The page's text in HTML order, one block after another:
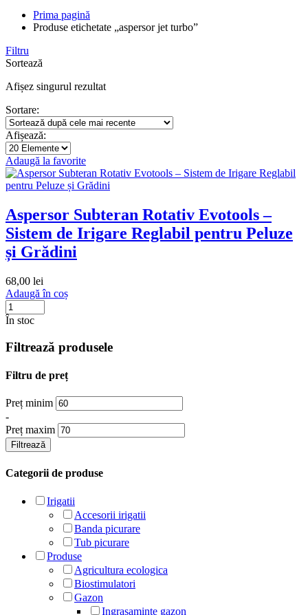
Prima pagină
Produse etichetate „aspersor jet turbo”
Filtru
Sortează
Afișez singurul rezultat
Sortare:
Afișează:
Adaugă la favorite
Aspersor Subteran Rotativ Evotools –
Sistem de Irigare Reglabil pentru Peluze
și Grădini
68,00 lei
Adaugă în coș
În stoc
Filtrează produsele
Filtru de preț
Preț minim
-
Preț maxim
Filtrează
Categorii de produse
Irigatii
Accesorii irigatii
Banda picurare
Tub picurare
Produse
Agricultura ecologica
Biostimulatori
Gazon
Ingrasaminte gazon